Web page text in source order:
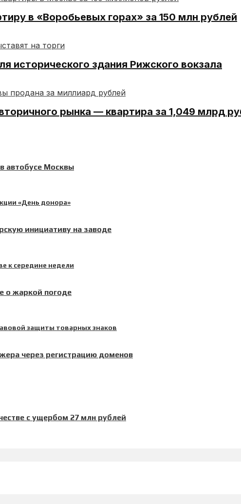
в «Воробьевых горах» за 150 млн рублей
исторического здания Рижского вокзала
рынка — квартира за 1,049 млрд
автобусе Москвы
инициативу на заводе
о жаркой погоде
через регистрацию доменов
с ущербом 27 млн рублей